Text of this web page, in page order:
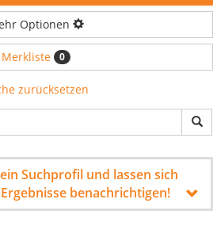
Optionen
Merkliste 0
zurücksetzen
Suchprofil und lassen sich
benachrichtigen!